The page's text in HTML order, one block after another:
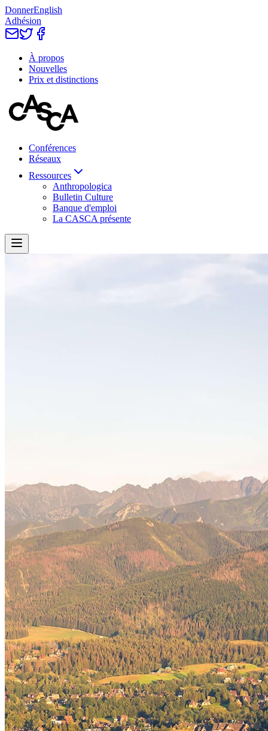
DonnerEnglish
Adhésion
À propos
Nouvelles
Prix et distinctions
Conférences
Réseaux
Ressources
Anthropologica
Bulletin Culture
Banque d'emploi
La CASCA présente